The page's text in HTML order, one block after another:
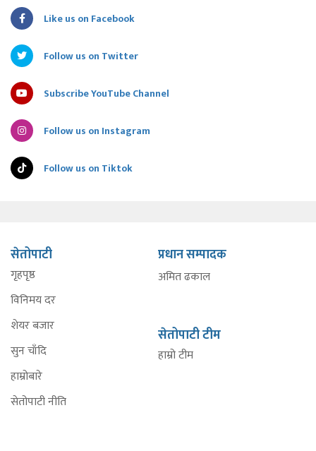
Like us on Facebook
Follow us on Twitter
Subscribe YouTube Channel
Follow us on Instagram
Follow us on Tiktok
सेतोपाटी
गृहपृष्ठ
विनिमय दर
शेयर बजार
सुन चाँदि
हाम्रोबारे
सेतोपाटी नीति
प्रधान सम्पादक
अमित ढकाल
सेतोपाटी टीम
हाम्रो टीम